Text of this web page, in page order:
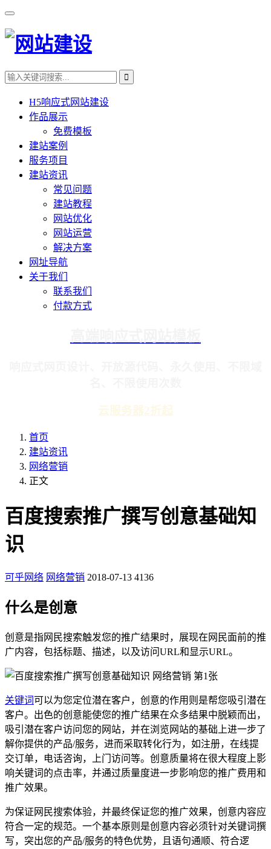
H5响应式网站建设
作品展示
免费模板
建站案例
服务项目
建站资讯
常见问题
建站教程
网站优化
网站运营
解决方案
网址导航
关于我们
联系我们
付款方式
云服务器2折起
首页
建站资讯
网络营销
正文
百度搜索推广撰写创意基础知
识
可乎网络 网络营销 2018-07-13 4136
什么是创意
创意是指网民搜索触发您的推广结果时，展现在网民面前的推
广内容，包括标题、描述，以及访问URL和显示URL。
关键词可以为您定位潜在客户，创意的作用则是帮您吸引潜在
客户。出色的创意能使您的推广结果在众多结果中脱颖而出，
吸引潜在客户访问您的网站，并在浏览网站的基础上进一步了
解你提供的产品/服务，进而采取转化行为，如注册，在线提
交订单，电话咨询，上门访问等。创意质量将在很大程度上影
响关键词的点击率，并通过质量度进一步影响您的推广费用和
推广效果。
为保证网民搜索体验，并最终保证您的推广效果，创意内容应
符合一定的规范。一个基本原则是创意内容必须针对关键词撰
写，突出您的产品/服务的特色优势，且语句通顺、符合逻